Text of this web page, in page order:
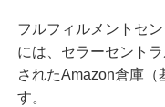
フルフィルメントセ
には、セラーセント
されたAmazon倉庫（
す。